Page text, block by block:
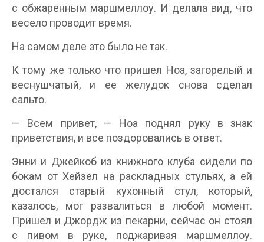
с обжаренным маршмеллоу. И делала вид, что
весело проводит время.
На самом деле это было не так.
К тому же только что пришел Ноа, загорелый и
веснушчатый, и ее желудок снова сделал
сальто.
— Всем привет, — Ноа поднял руку в знак
приветствия, и все поздоровались в ответ.
Энни и Джейкоб из книжного клуба сидели по
бокам от Хейзел на раскладных стульях, а ей
достался старый кухонный стул, который,
казалось, мог развалиться в любой момент.
Пришел и Джордж из пекарни, сейчас он стоял
с пивом в руке, поджаривая маршмеллоу.